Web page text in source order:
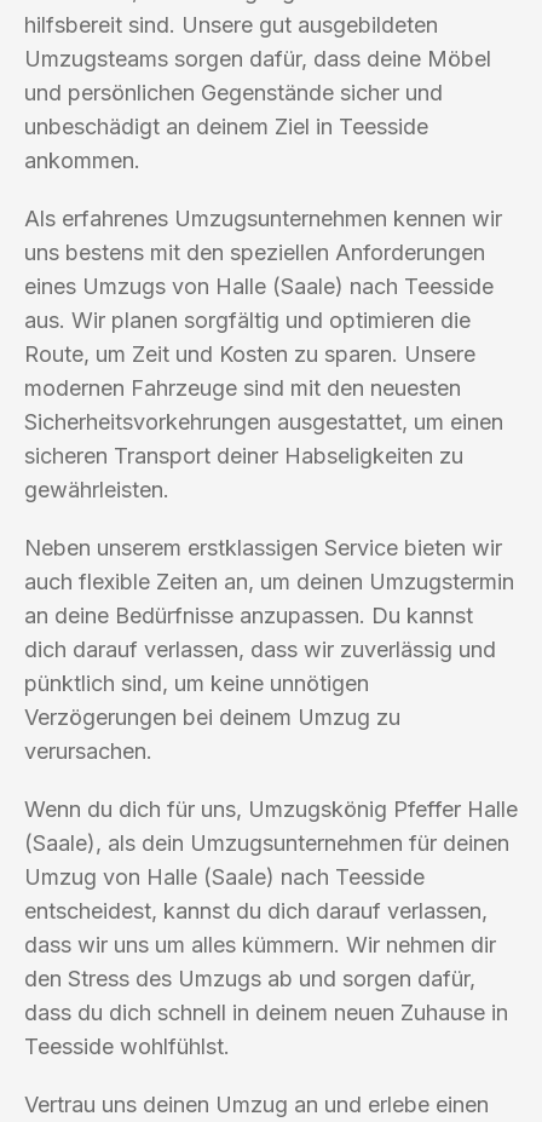
hilfsbereit sind. Unsere gut ausgebildeten
Umzugsteams sorgen dafür, dass deine Möbel
und persönlichen Gegenstände sicher und
unbeschädigt an deinem Ziel in Teesside
ankommen.
Als erfahrenes Umzugsunternehmen kennen wir
uns bestens mit den speziellen Anforderungen
eines Umzugs von Halle (Saale) nach Teesside
aus. Wir planen sorgfältig und optimieren die
Route, um Zeit und Kosten zu sparen. Unsere
modernen Fahrzeuge sind mit den neuesten
Sicherheitsvorkehrungen ausgestattet, um einen
sicheren Transport deiner Habseligkeiten zu
gewährleisten.
Neben unserem erstklassigen Service bieten wir
auch flexible Zeiten an, um deinen Umzugstermin
an deine Bedürfnisse anzupassen. Du kannst
dich darauf verlassen, dass wir zuverlässig und
pünktlich sind, um keine unnötigen
Verzögerungen bei deinem Umzug zu
verursachen.
Wenn du dich für uns, Umzugskönig Pfeffer Halle
(Saale), als dein Umzugsunternehmen für deinen
Umzug von Halle (Saale) nach Teesside
entscheidest, kannst du dich darauf verlassen,
dass wir uns um alles kümmern. Wir nehmen dir
den Stress des Umzugs ab und sorgen dafür,
dass du dich schnell in deinem neuen Zuhause in
Teesside wohlfühlst.
Vertrau uns deinen Umzug an und erlebe einen